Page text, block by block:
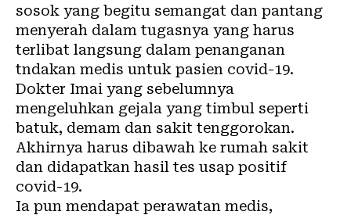
sosok yang begitu semangat dan pantang
menyerah dalam tugasnya yang harus
terlibat langsung dalam penanganan
tndakan medis untuk pasien covid-19.
Dokter Imai yang sebelumnya
mengeluhkan gejala yang timbul seperti
batuk, demam dan sakit tenggorokan.
Akhirnya harus dibawah ke rumah sakit
dan didapatkan hasil tes usap positif
covid-19.
Ia pun mendapat perawatan medis,